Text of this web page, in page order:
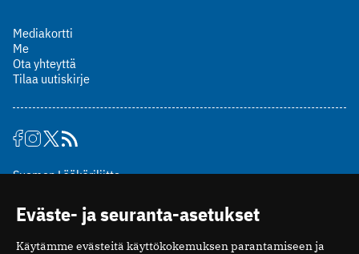
Mediakortti
Me
Ota yhteyttä
Tilaa uutiskirje
Suomen Lääkäriliitto
00510 Helsinki
puh. (09) 393 091
toimitus@potilaanlaakarilehti.fi
Eväste- ja seuranta-asetukset
Käytämme evästeitä käyttökokemuksen parantamiseen ja